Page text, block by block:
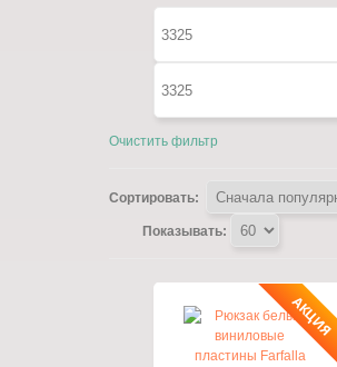
Очистить фильтр
Сортировать:
Показывать:
АКЦИЯ